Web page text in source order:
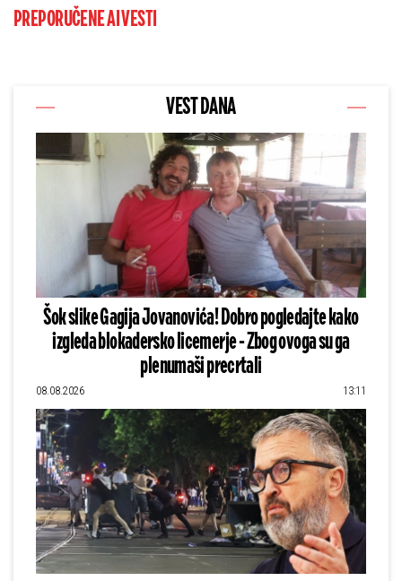
PREPORUČENE AI VESTI
VEST DANA
Šok slike Gagija Jovanovića! Dobro pogledajte kako
izgleda blokadersko licemerje - Zbog ovoga su ga
plenumaši precrtali
08.08.2026 13:11